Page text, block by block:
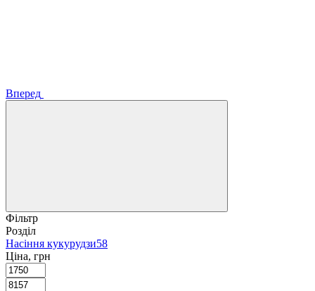
Вперед
Фільтр
Розділ
Насіння кукурудзи58
Ціна, грн